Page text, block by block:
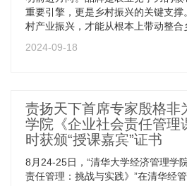
重要引擎，更是乡村振兴的关键支
村产业振兴，才能从根本上带动整合
2024-09-18
责扬天下首席专家殷格非
学院《企业社会责任管理
时获颁“授课嘉宾”证书
8月24-25日，“清华大学经济管理学
责任管理：挑战与实践》”在清华经